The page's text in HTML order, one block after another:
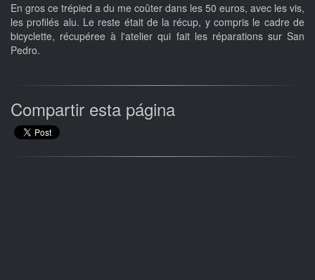
En gros ce trépied a du me coûter dans les 50 euros, avec les vis,
les profilés alu. Le reste était de la récup, y compris le cadre de
bicyclette, récupéree à l'atelier qui fait les réparations sur San
Pedro.
Compartir esta página